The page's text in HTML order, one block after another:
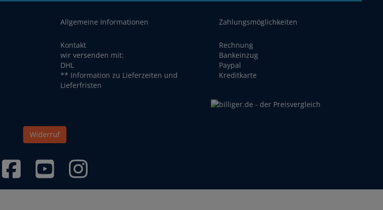
Allgemeine Informationen
Kontakt
wir versenden mit:
DHL
** Information zu Lieferzeiten und
Lieferfristen
Zahlungsmöglichkeiten
Rechnung
Bankeinzug
Paypal
Kreditkarte
Widerruf